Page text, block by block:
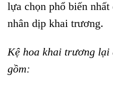
lựa chọn phổ biến
nhân dịp khai trương.
Kệ hoa khai trương
gồm: